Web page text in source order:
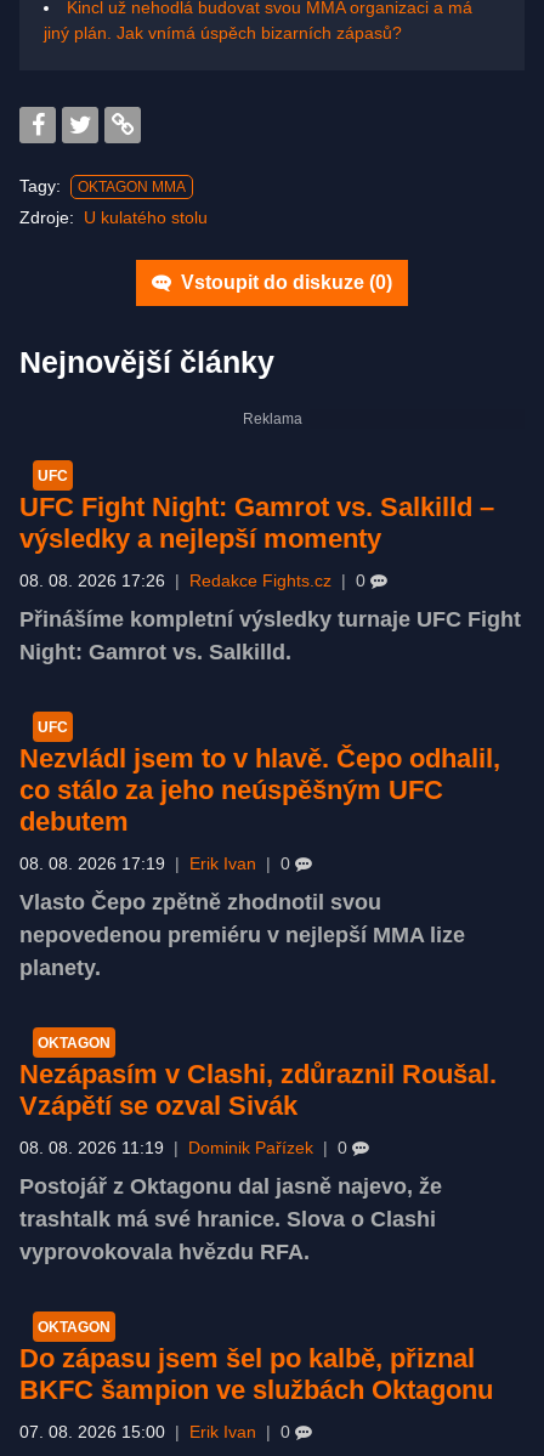
Kincl už nehodlá budovat svou MMA organizaci a má
jiný plán. Jak vnímá úspěch bizarních zápasů?
Tagy: OKTAGON MMA
Zdroje: U kulatého stolu
Vstoupit do diskuze (0)
Nejnovější články
UFC
UFC Fight Night: Gamrot vs. Salkilld –
výsledky a nejlepší momenty
08. 08. 2026 17:26 | Redakce Fights.cz | 0
Přinášíme kompletní výsledky turnaje UFC Fight
Night: Gamrot vs. Salkilld.
UFC
Nezvládl jsem to v hlavě. Čepo odhalil,
co stálo za jeho neúspěšným UFC
debutem
08. 08. 2026 17:19 | Erik Ivan | 0
Vlasto Čepo zpětně zhodnotil svou
nepovedenou premiéru v nejlepší MMA lize
planety.
OKTAGON
Nezápasím v Clashi, zdůraznil Roušal.
Vzápětí se ozval Sivák
08. 08. 2026 11:19 | Dominik Pařízek | 0
Postojář z Oktagonu dal jasně najevo, že
trashtalk má své hranice. Slova o Clashi
vyprovokovala hvězdu RFA.
OKTAGON
Do zápasu jsem šel po kalbě, přiznal
BKFC šampion ve službách Oktagonu
07. 08. 2026 15:00 | Erik Ivan | 0